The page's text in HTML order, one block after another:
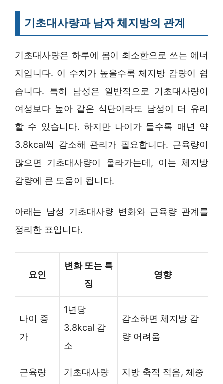
기초대사량과 남자 체지방의 관계
기초대사량은 하루에 몸이 최소한으로 쓰는 에너
지입니다. 이 수치가 높을수록 체지방 감량이 쉽
습니다. 특히 남성은 일반적으로 기초대사량이
여성보다 높아 같은 식단이라도 남성이 더 유리
할 수 있습니다. 하지만 나이가 들수록 매년 약
3.8kcal씩 감소해 관리가 필요합니다. 근육량이
많으면 기초대사량이 올라가는데, 이는 체지방
감량에 큰 도움이 됩니다.
아래는 남성 기초대사량 변화와 근육량 관계를
정리한 표입니다.
요인
변화 또는 특
징
영향
나이 증
가
1년당
3.8kcal 감
소
감소하면 체지방 감
량 어려움
근육량
기초대사량
지방 축적 적음, 체중